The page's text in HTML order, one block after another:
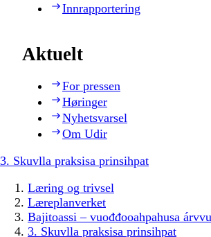
Innrapportering
Aktuelt
For pressen
Høringer
Nyhetsvarsel
Om Udir
3. Skuvlla praksisa prinsihpat
Læring og trivsel
Læreplanverket
Bajitoassi – vuođđooahpahusa
3. Skuvlla praksisa prinsihpat